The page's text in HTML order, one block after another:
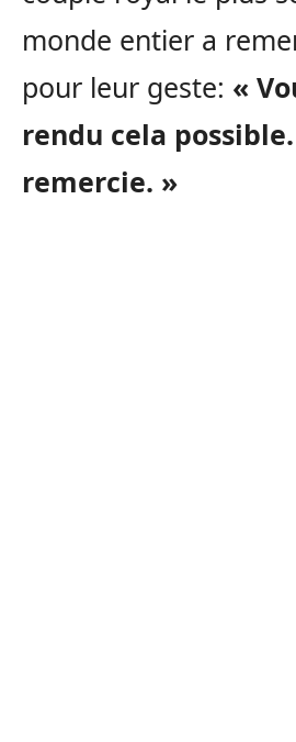
monde entier a
pour leur geste: «
rendu cela possible.
remercie. »